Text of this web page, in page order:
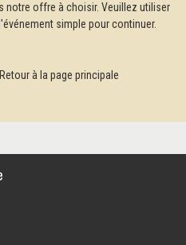
notre offre à choisir. Veuillez utiliser
simple pour continuer.
à la page principale